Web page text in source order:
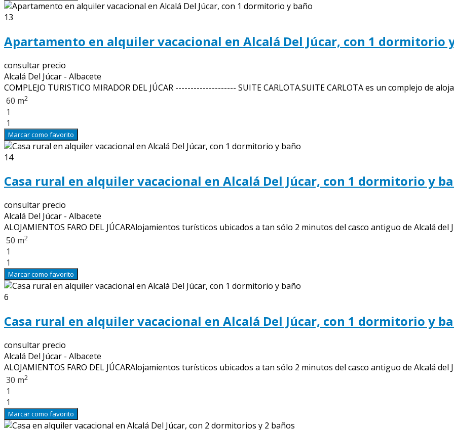
13
Apartamento en alquiler vacacional en Alcalá Del Júcar, con 1 dormitorio
consultar precio
Alcalá Del Júcar - Albacete
COMPLEJO TURISTICO MIRADOR DEL JÚCAR -------------------- SUITE CARLOTA.SUITE CARLOTA es un complejo de
60 m2
1
1
Marcar como favorito
14
Casa rural en alquiler vacacional en Alcalá Del Júcar, con 1 dormitorio y
consultar precio
Alcalá Del Júcar - Albacete
ALOJAMIENTOS FARO DEL JÚCARAlojamientos turísticos ubicados a tan sólo 2 minutos del casco antiguo de Alcalá del
50 m2
1
1
Marcar como favorito
6
Casa rural en alquiler vacacional en Alcalá Del Júcar, con 1 dormitorio y
consultar precio
Alcalá Del Júcar - Albacete
ALOJAMIENTOS FARO DEL JÚCARAlojamientos turísticos ubicados a tan sólo 2 minutos del casco antiguo de Alcalá del
30 m2
1
1
Marcar como favorito